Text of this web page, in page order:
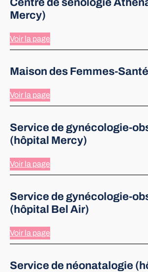
Centre de sénologie
Mercy)
Voir la page
Maison des Femmes-
Voir la page
Service de gynécologie-
(hôpital Mercy)
Voir la page
Service de gynécologie-
(hôpital Bel Air)
Voir la page
Service de néonatalogie